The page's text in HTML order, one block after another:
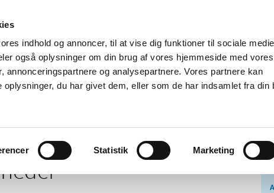
indhold og annoncer, til at vise dig funktioner til sociale
også oplysninger om din brug af vores hjemmeside med vores
annonceringspartnere og analysepartnere. Vores partnere kan
du har givet dem, eller som de har indsamlet fra din
Statistik Marketing
Nyheder Om os Kontakt
Tilskud og
Apoteker og salg af
Medicinsk